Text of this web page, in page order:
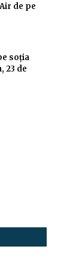
de pe
soția
23 de